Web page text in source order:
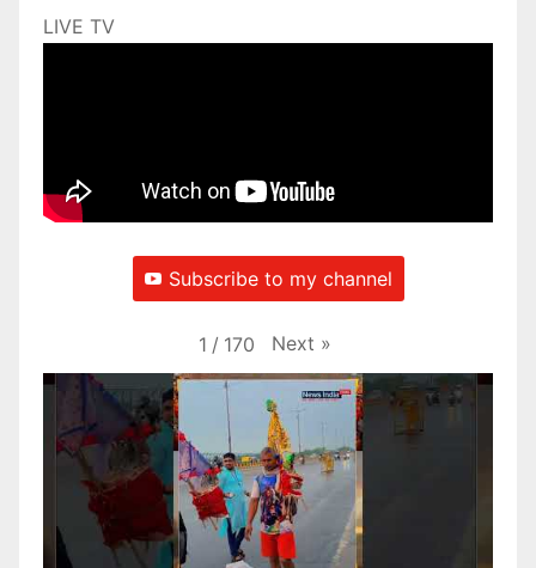
LIVE TV
Subscribe to my channel
1 / 170 Next »